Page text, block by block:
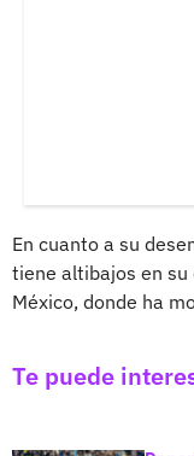
En cuanto a su
tiene altibajos en su
México, donde ha
Te puede